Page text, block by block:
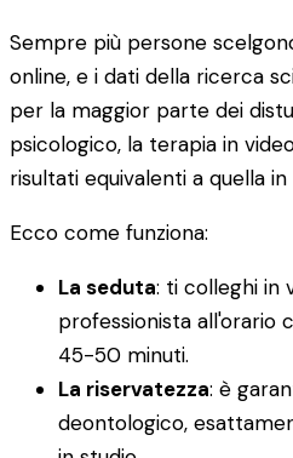
Sempre più persone
online, e i dati della ricerca
per la maggior parte dei
psicologico, la terapia in
risultati equivalenti a quella in
Ecco come funziona:
La seduta: ti colleghi in
professionista all'orario
45-50 minuti.
La riservatezza: è
deontologico,